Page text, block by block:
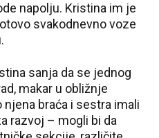
napolju. Kristina im je
svakodnevno voze
sanja da se jednog
makar u obližnje
njena braća i sestra imali
razvoj – mogli bi da